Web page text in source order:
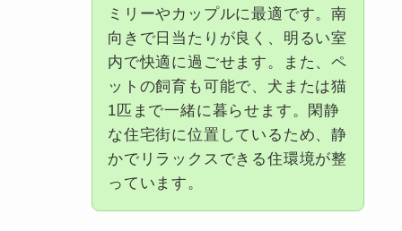
ミリーやカップルに最適です。南
向きで日当たりが良く、明るい室
内で快適に過ごせます。また、ペ
ットの飼育も可能で、犬または猫
1匹まで一緒に暮らせます。閑静
な住宅街に位置しているため、静
かでリラックスできる住環境が整
っています。